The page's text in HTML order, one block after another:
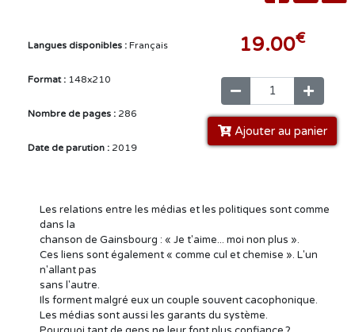
Langues disponibles : Français
Format : 148x210
Nombre de pages : 286
Date de parution : 2019
19.00€
Ajouter au panier
Les relations entre les médias et les politiques sont comme
dans la
chanson de Gainsbourg : « Je t'aime... moi non plus ».
Ces liens sont également « comme cul et chemise ». L'un
n'allant pas
sans l'autre.
Ils forment malgré eux un couple souvent cacophonique.
Les médias sont aussi les garants du système.